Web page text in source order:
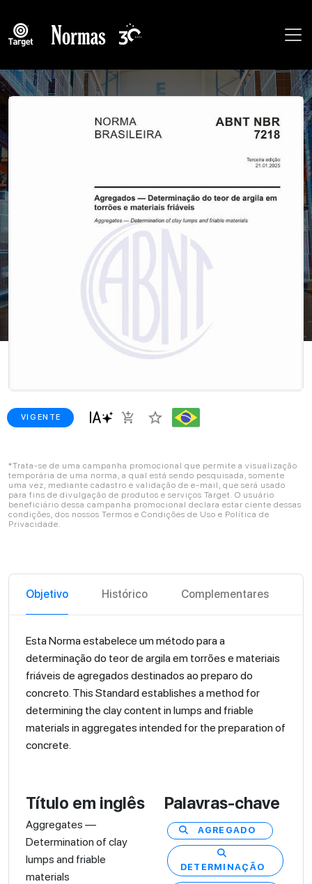
VIGENTE add_shopping_cart star_border
*Trata-se de uma campanha promocional que permite a visualização
temporária de uma norma, a qual está sendo pesquisada, somente
uma vez, mediante cadastro e validação de e-mail, que será usado
para fins de divulgação de produtos e serviços Target. O usuário
beneficiário dessa campanha promocional declara estar ciente dessas
condições, dos nossos Termos e Condições de Uso e Política de
Privacidade.
Objetivo Histórico Complementares
Esta Norma estabelece um método para a
determinação do teor de argila em torrões e materiais
friáveis de agregados destinados ao preparo do
concreto. This Standard establishes a method for
determining the clay content in lumps and friable
materials in aggregates intended for the preparation of
concrete.
Título em inglês
Aggregates —
Determination of clay
lumps and friable
materials
Palavras-chave
AGREGADO
DETERMINAÇÃO